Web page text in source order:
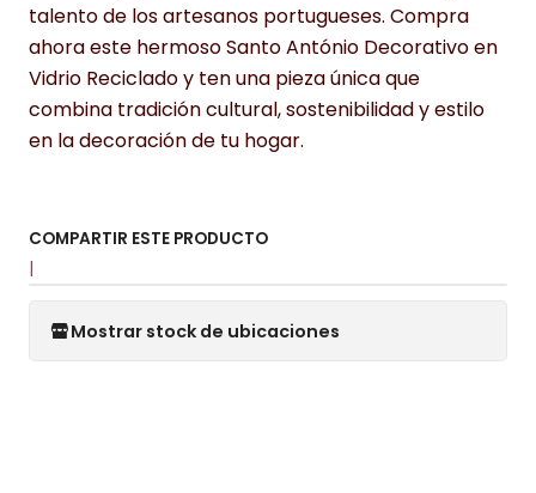
talento de los artesanos portugueses. Compra
ahora este hermoso Santo António Decorativo en
Vidrio Reciclado y ten una pieza única que
combina tradición cultural, sostenibilidad y estilo
en la decoración de tu hogar.
COMPARTIR ESTE PRODUCTO
|
Mostrar stock de ubicaciones